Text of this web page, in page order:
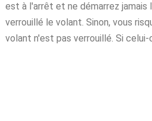
est à l'arrêt et ne démarrez jamais
verrouillé le volant. Sinon, vous
volant n'est pas verrouillé. Si celui-ci